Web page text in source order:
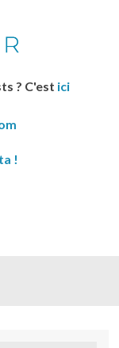
? C'est ici
!